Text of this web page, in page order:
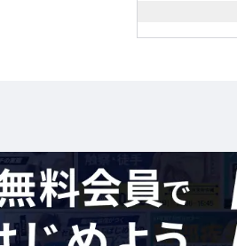
当社はセミナー企業が行うセミナーの内容
じたセミナー参加者に対する損害等につい
当サイトは，求人企業の情報掲載を目的と
掲載内容の正確性は求人企業に表明保証し
保証しないものとします。